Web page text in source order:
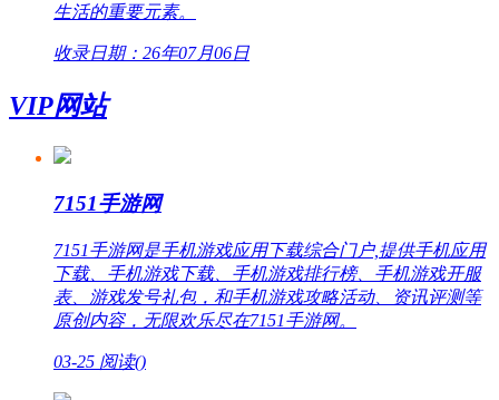
生活的重要元素。
收录日期：26年07月06日
VIP网站
7151手游网
7151手游网是手机游戏应用下载综合门户,提供手机应用
下载、手机游戏下载、手机游戏排行榜、手机游戏开服
表、游戏发号礼包，和手机游戏攻略活动、资讯评测等
原创内容，无限欢乐尽在7151手游网。
03-25 阅读()